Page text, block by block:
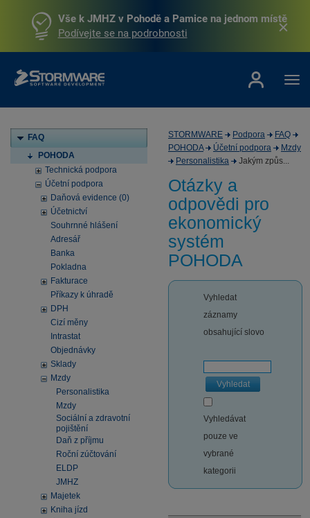
Vše k JMHZ v Pohodě a Pamice na jednom místě
Podívejte se na podrobnosti
FAQ
POHODA
Technická podpora
Účetní podpora
Daňová evidence (0)
Účetnictví
Souhrnné hlášení
Adresář
Banka
Pokladna
Fakturace
Příkazy k úhradě
DPH
Cizí měny
Intrastat
Objednávky
Sklady
Mzdy
Personalistika
Mzdy
Sociální a zdravotní
pojištění
Daň z příjmu
Roční zúčtování
ELDP
JMHZ
Majetek
Kniha jízd
STORMWARE Podpora
FAQ
POHODA
Účetní podpora
Mzdy
Personalistika
Jakým způs...
Otázky a
odpovědi pro
ekonomický
systém
POHODA
Vyhledat
záznamy
obsahující slovo
Vyhledat
Vyhledávat
pouze ve
vybrané
kategorii